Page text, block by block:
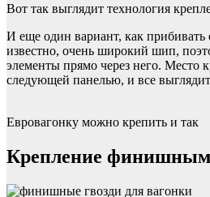
Вот так выглядит технология
И еще один вариант, как прибивать
известно, очень широкий шип,
элементы прямо через него. Место
следующей панелью, и все
Евровагонку можно крепить и так
Крепление